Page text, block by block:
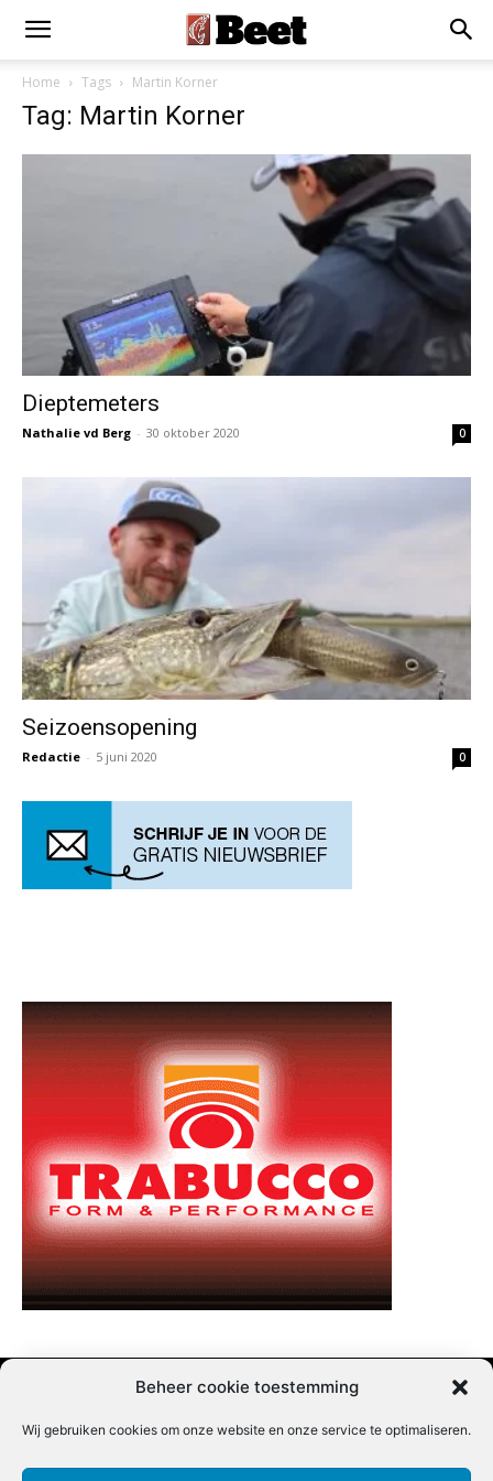
Beheer cookie toestemming
Wij gebruiken cookies om onze website en onze service te optimaliseren.
Home Tags Martin Korner
Tag: Martin Korner
Dieptemeters
Nathalie vd Berg - 30 oktober 2020 0
Seizoensopening
Redactie - 5 juni 2020 0